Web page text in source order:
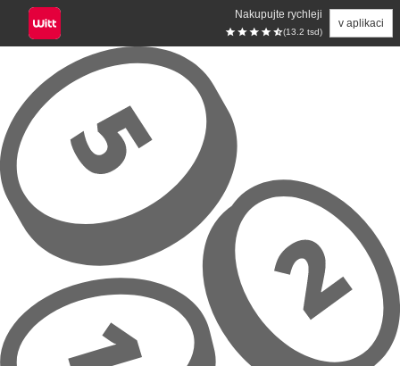
Nakupujte rychleji
(13.2 tsd)
v aplikaci
Přeskočit na hlavní obsah